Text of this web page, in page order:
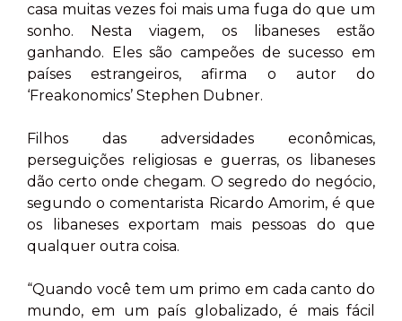
casa muitas vezes foi mais uma fuga do que um
sonho. Nesta viagem, os libaneses estão
ganhando. Eles são campeões de sucesso em
países estrangeiros, afirma o autor do
‘Freakonomics’ Stephen Dubner.
Filhos das adversidades econômicas,
perseguições religiosas e guerras, os libaneses
dão certo onde chegam. O segredo do negócio,
segundo o comentarista Ricardo Amorim, é que
os libaneses exportam mais pessoas do que
qualquer outra coisa.
“Quando você tem um primo em cada canto do
mundo, em um país globalizado, é mais fácil